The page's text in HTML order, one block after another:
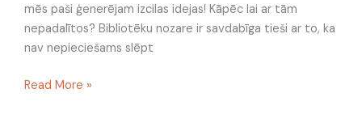
mēs paši ģenerējam izcilas idejas! Kāpēc lai ar tām
nepadalītos? Bibliotēku nozare ir savdabīga tieši ar to, ka
nav nepieciešams slēpt
Read More »